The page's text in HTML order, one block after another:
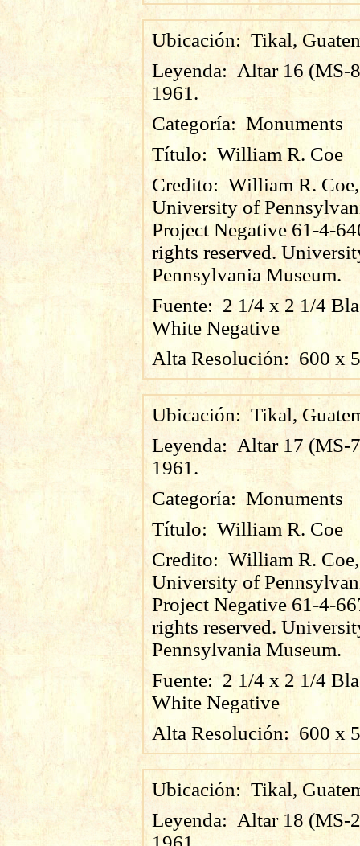
Ubicación: Tikal,
Leyenda:Altar 16 (MS-
1961.
Categoría: Monuments
Título: William R. Coe
Credito: William R. Coe,
University of
Project Negative 61-4-
rights reserved.
Pennsylvania Museum.
Fuente: 2 1/4 x 2 1/4
White Negative
Alta Resolución:600 x
Ubicación: Tikal,
Leyenda: Altar 17 (MS-
1961.
Categoría: Monuments
Título: William R. Coe
Credito: William R. Coe,
University of
Project Negative 61-4-
rights reserved.
Pennsylvania Museum.
Fuente: 2 1/4 x 2 1/4
White Negative
Alta Resolución:600 x
Ubicación: Tikal,
Leyenda: Altar 18 (MS-